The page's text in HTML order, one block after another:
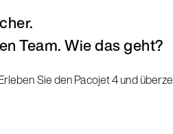
Team. Wie das geht?
Sie den Pacojet 4 und